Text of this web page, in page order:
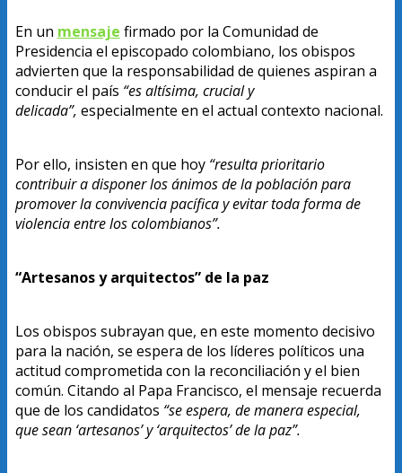
En un mensaje firmado por la Comunidad de
Presidencia el episcopado colombiano, los obispos
advierten que la responsabilidad de quienes aspiran a
conducir el país “es altísima, crucial y
delicada”, especialmente en el actual contexto nacional.
Por ello, insisten en que hoy “resulta prioritario
contribuir a disponer los ánimos de la población para
promover la convivencia pacífica y evitar toda forma de
violencia entre los colombianos”.
“Artesanos y arquitectos” de la paz
Los obispos subrayan que, en este momento decisivo
para la nación, se espera de los líderes políticos una
actitud comprometida con la reconciliación y el bien
común. Citando al Papa Francisco, el mensaje recuerda
que de los candidatos “se espera, de manera especial,
que sean ‘artesanos’ y ‘arquitectos’ de la paz”.